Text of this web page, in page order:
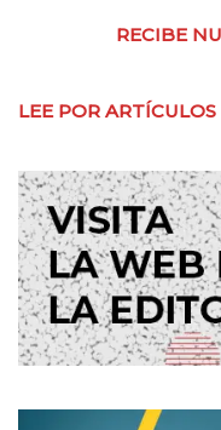
RECIBE
LEE POR ARTÍCULOS